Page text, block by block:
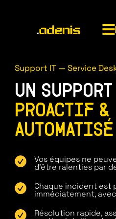
014820707
ADENIS
NOC (Network Operations
Service desk
Asset management
CYBERSÉCURITÉ
Bouclier cyber
SOC 24/7 Adenis
CLOUD &
Microsoft 365 managed
Support IT — Service
UN SUPPORT
PROACTIF &
AUTOMATISÉ
Vos équipes ne
d'être ralenties par
Chaque incident est
immédiatement,
Résolution rapide,